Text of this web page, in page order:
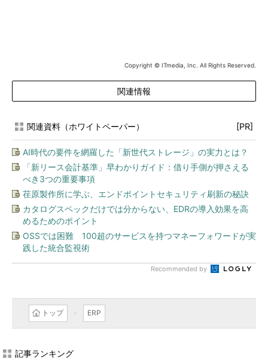
Copyright © ITmedia, Inc. All Rights Reserved.
関連情報
関連資料（ホワイトペーパー） [PR]
AI時代の要件を網羅した「新世代ストレージ」の実力とは？
「新リース会計基準」早わかりガイド：借り手側が押さえる
べき3つの重要事項
荏原製作所に学ぶ、エンドポイントセキュリティ刷新の秘訣
カタログスペックだけでは分からない、EDRの導入効果を高
めるためのポイント
OSSでは困難 100超のサービスを持つマネーフォワードが実
践した統合監視術
Recommended by
トップ ERP
記事ランキング